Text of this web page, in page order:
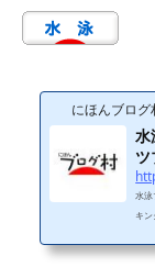
にほんブログ
水
ツ
水泳
キ